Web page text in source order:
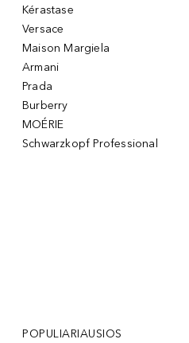
Kérastase
Versace
Maison Margiela
Armani
Prada
Burberry
MOÉRIE
Schwarzkopf Professional
POPULIARIAUSIOS